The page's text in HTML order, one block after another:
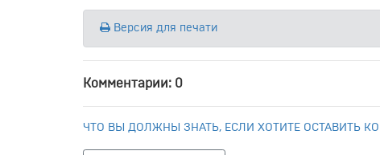
Версия для печати
Комментарии: 0
ЧТО ВЫ ДОЛЖНЫ ЗНАТЬ, ЕСЛИ ХОТИТЕ ОСТАВИТЬ